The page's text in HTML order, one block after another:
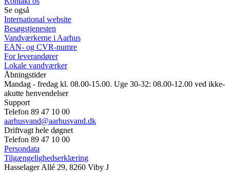
Se også
International website
Besøgstjenesten
Vandværkerne i Aarhus
EAN- og CVR-numre
For leverandører
Lokale vandværker
Åbningstider
Mandag - fredag kl. 08.00-15.00. Uge 30-32: 08.00-12.00 ved ikke-
akutte henvendelser
Support
Telefon 89 47 10 00
aarhusvand@aarhusvand.dk
Driftvagt hele døgnet
Telefon 89 47 10 00
Persondata
Tilgængelighedserklæring
Hasselager Allé 29, 8260 Viby J